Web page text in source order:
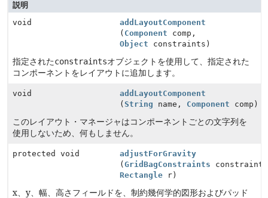
説明
void
addLayoutComponent
( Component comp,
Object constraints)
指定されたconstraintsオブジェクトを使用して、指定された
コンポーネントをレイアウトに追加します。
void
addLayoutComponent
(String name, Component comp)
このレイアウト・マネージャはコンポーネントごとの文字列を
使用しないため、何もしません。
protected void
adjustForGravity
(GridBagConstraints
Rectangle r)
x、y、幅、高さフィールドを、制約幾何学的図形およびパッド